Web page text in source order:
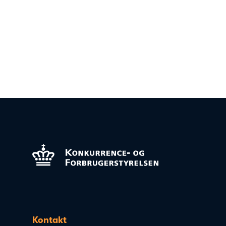
Kontakt